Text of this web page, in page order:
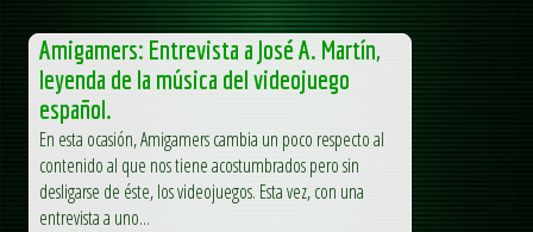
Amigamers: Entrevista a José A. Martín,
leyenda de la música del videojuego
español.
En esta ocasión, Amigamers cambia un poco respecto al
contenido al que nos tiene acostumbrados pero sin
desligarse de éste, los videojuegos. Esta vez, con una
entrevista a uno...